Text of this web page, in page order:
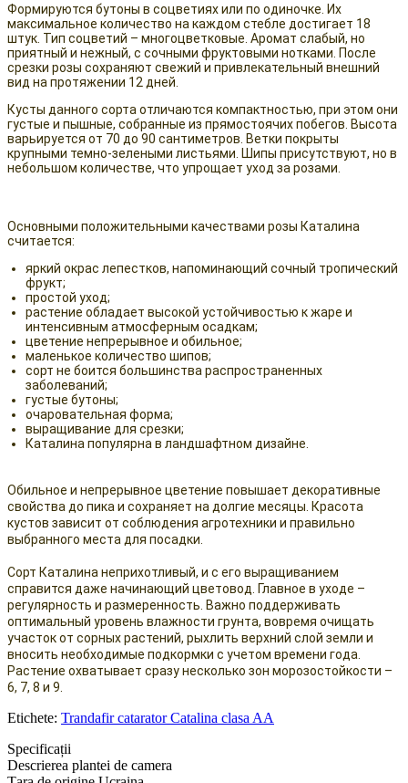
Формируются бутоны в соцветиях или по одиночке. Их
максимальное количество на каждом стебле достигает 18
штук. Тип соцветий – многоцветковые. Аромат слабый, но
приятный и нежный, с сочными фруктовыми нотками. После
срезки розы сохраняют свежий и привлекательный внешний
вид на протяжении 12 дней.
Кусты данного сорта отличаются компактностью, при этом они
густые и пышные, собранные из прямостоячих побегов. Высота
варьируется от 70 до 90 сантиметров. Ветки покрыты
крупными темно-зелеными листьями. Шипы присутствуют, но в
небольшом количестве, что упрощает уход за розами.
Основными положительными качествами розы Каталина
считается:
яркий окрас лепестков, напоминающий сочный тропический
фрукт;
простой уход;
растение обладает высокой устойчивостью к жаре и
интенсивным атмосферным осадкам;
цветение непрерывное и обильное;
маленькое количество шипов;
сорт не боится большинства распространенных
заболеваний;
густые бутоны;
очаровательная форма;
выращивание для срезки;
Каталина популярна в ландшафтном дизайне.
Обильное и непрерывное цветение повышает декоративные
свойства до пика и сохраняет на долгие месяцы. Красота
кустов зависит от соблюдения агротехники и правильно
выбранного места для посадки.
Сорт Каталина неприхотливый, и с его выращиванием
справится даже начинающий цветовод. Главное в уходе –
регулярность и размеренность. Важно поддерживать
оптимальный уровень влажности грунта, вовремя очищать
участок от сорных растений, рыхлить верхний слой земли и
вносить необходимые подкормки с учетом времени года.
Растение охватывает сразу несколько зон морозостойкости –
6, 7, 8 и 9.
Etichete: Trandafir catarator Catalina clasa AA
Specificații
Descrierea plantei de camera